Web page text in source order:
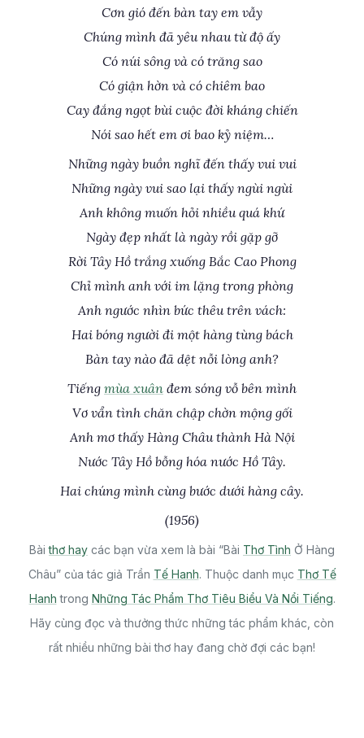
Cơn gió đến bàn tay em vẫy
Chúng mình đã yêu nhau từ độ ấy
Có núi sông và có trăng sao
Có giận hờn và có chiêm bao
Cay đắng ngọt bùi cuộc đời kháng chiến
Nói sao hết em ơi bao kỷ niệm…
Những ngày buồn nghĩ đến thấy vui vui
Những ngày vui sao lại thấy ngùi ngùi
Anh không muốn hỏi nhiều quá khứ
Ngày đẹp nhất là ngày rồi gặp gỡ
Rời Tây Hồ trắng xuống Bắc Cao Phong
Chỉ mình anh với im lặng trong phòng
Anh ngước nhìn bức thêu trên vách:
Hai bóng người đi một hàng tùng bách
Bàn tay nào đã dệt nỗi lòng anh?
Tiếng mùa xuân đem sóng vỗ bên mình
Vơ vẩn tình chăn chập chờn mộng gối
Anh mơ thấy Hàng Châu thành Hà Nội
Nước Tây Hồ bỗng hóa nước Hồ Tây.
Hai chúng mình cùng bước dưới hàng cây.
(1956)
Bàithơ hay các bạn vừa xem là bài “Bài Thơ Tình Ở Hàng
Châu” của tác giả Trần Tế Hanh. Thuộc danh mục Thơ Tế
Hanh trong Những Tác Phẩm Thơ Tiêu Biểu Và Nổi Tiếng.
Hãy cùng đọc và thưởng thức những tác phẩm khác, còn
rất nhiều những bài thơ hay đang chờ đợi các bạn!